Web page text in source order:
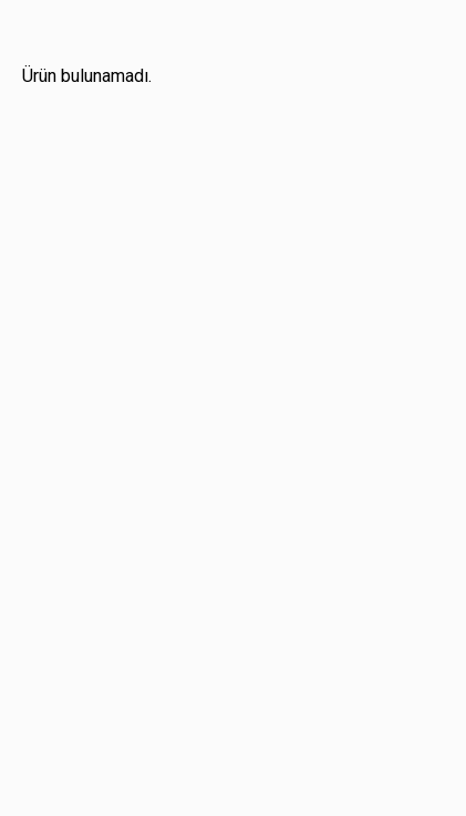
Ürün bulunamadı.